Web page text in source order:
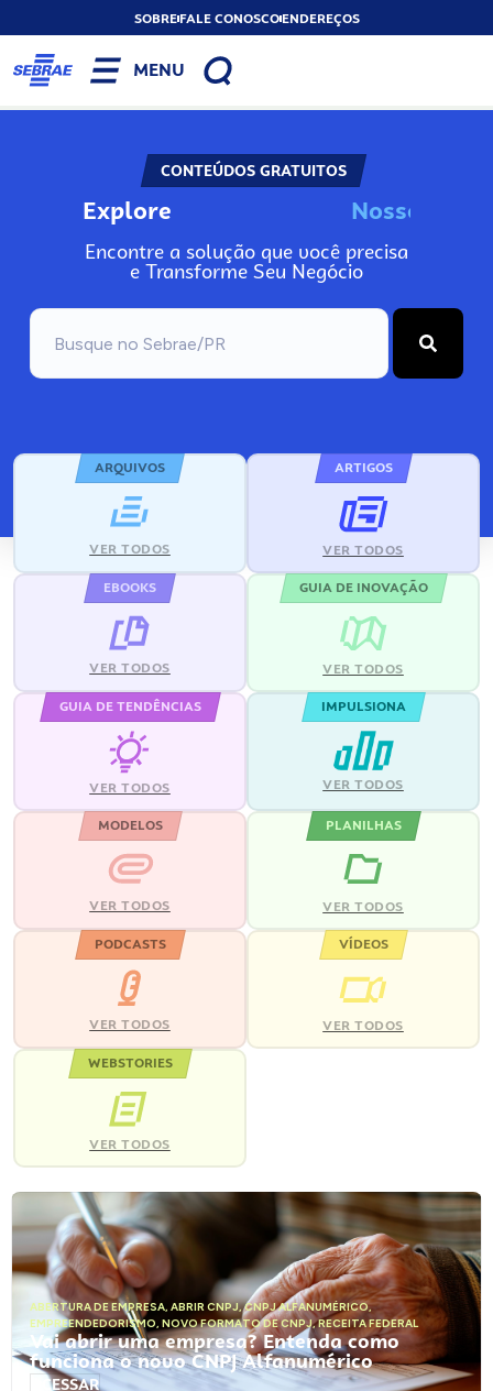
SOBREFALE CONOSCOENDEREÇOS
MENU
CONTEÚDOS GRATUITOS
Explore No
Encontre a solução que você precisa
e Transforme Seu Negócio
ARQUIVOS
VER TODOS
ARTIGOS
VER TODOS
EBOOKS
VER TODOS
GUIA DE INOVAÇÃO
VER TODOS
GUIA DE TENDÊNCIAS
VER TODOS
IMPULSIONA
VER TODOS
MODELOS
VER TODOS
PLANILHAS
VER TODOS
PODCASTS
VER TODOS
VÍDEOS
VER TODOS
WEBSTORIES
VER TODOS
ABERTURA DE EMPRESA, ABRIR CNPJ,CNPJ ALFANUMÉRICO,
EMPREENDEDORISMO, NOVO FORMATO DE CNPJ,RECEITA FEDERAL
Vai abrir uma empresa? Entenda como
funciona o novo CNPJ Alfanumérico
ACESSAR